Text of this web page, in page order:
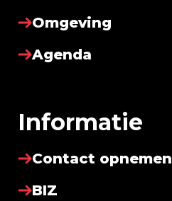
Omgeving
Agenda
Informatie
Contact opnemen
BIZ